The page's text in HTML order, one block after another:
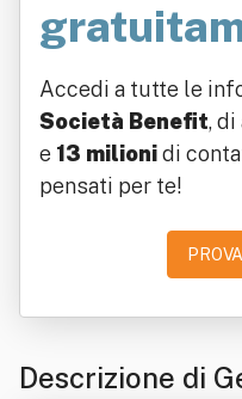
Accedi a tutte le
Società Benefit, di
e 13 milionidi
pensati per te!
Descrizione di